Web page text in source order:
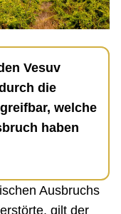
Vesuv
die
welche
haben
Ausbruchs
gilt der